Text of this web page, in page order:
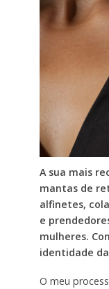
A sua mais
mantas de
alfinetes,
e
mulheres.
identidade
O meu